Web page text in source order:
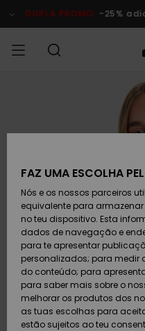
do
DUPLA PROMO -25%
Snow
MENINO
Neve
MULHER
Shop
Snow
SURF
Surf
SNOW
Neve
DUPLA
PROMO
FAZ UMA ESCOLHA
Nós e os nossos parceiros
equivalente para
no teu dispositivo. Esta
dados de navegação e
para te apresentar
personalizados; para medir
do conteúdo; para
para saber mais sobre o
melhorar os produtos dos
as tuas escolhas para
estão sujeitos ao teu